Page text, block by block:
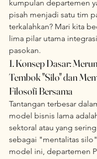
kumpulan departemen
pisah menjadi satu tim
terkalahkan? Mari kita
lima pilar utama
pasokan.
1. Konsep Dasar:
Tembok "Silo" dan
Filosofi Bersama
Tantangan terbesar
model bisnis lama
sektoral atau yang
sebagai "mentalitas
model ini, departemen